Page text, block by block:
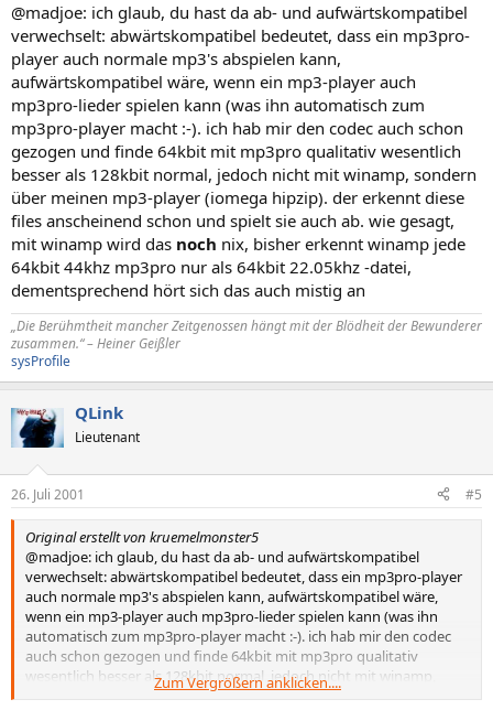
@madjoe: ich glaub, du hast da ab- und aufwärtskompatibel
verwechselt: abwärtskompatibel bedeutet, dass ein mp3pro-
player auch normale mp3's abspielen kann,
aufwärtskompatibel wäre, wenn ein mp3-player auch
mp3pro-lieder spielen kann (was ihn automatisch zum
mp3pro-player macht :-). ich hab mir den codec auch schon
gezogen und finde 64kbit mit mp3pro qualitativ wesentlich
besser als 128kbit normal, jedoch nicht mit winamp, sondern
über meinen mp3-player (iomega hipzip). der erkennt diese
files anscheinend schon und spielt sie auch ab. wie gesagt,
mit winamp wird das noch nix, bisher erkennt winamp jede
64kbit 44khz mp3pro nur als 64kbit 22.05khz -datei,
dementsprechend hört sich das auch mistig an
„Die Berühmtheit mancher Zeitgenossen hängt mit der Blödheit der Bewunderer
zusammen.“ – Heiner Geißler
sysProfile
QLink
Lieutenant
26. Juli 2001 #5
Original erstellt von kruemelmonster5
@madjoe: ich glaub, du hast da ab- und aufwärtskompatibel
verwechselt: abwärtskompatibel bedeutet, dass ein mp3pro-player
auch normale mp3's abspielen kann, aufwärtskompatibel wäre,
wenn ein mp3-player auch mp3pro-lieder spielen kann (was ihn
automatisch zum mp3pro-player macht :-). ich hab mir den codec
auch schon gezogen und finde 64kbit mit mp3pro qualitativ
wesentlich besser als 128kbit normal, jedoch nicht mit winamp,
sondern über meinen mp3-player (iomega hipzip). der erkennt
Zum Vergrößern anklicken....